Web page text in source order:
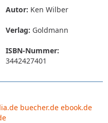
Autor: Ken Wilber
Verlag: Goldmann
ISBN-Nummer:
3442427401
buecher.de ebook.de